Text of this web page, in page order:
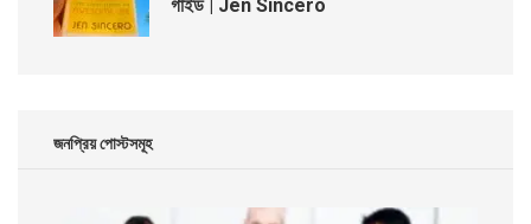
গাইড | Jen Sincero
জনপ্রিয় পোস্টসমূহ